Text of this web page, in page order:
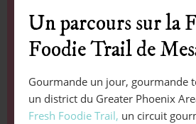
Un parcours sur la
Foodie Trail de
Gourmande un jour, gourmande
un district du Greater Phoenix
Fresh Foodie Trail, un circuit